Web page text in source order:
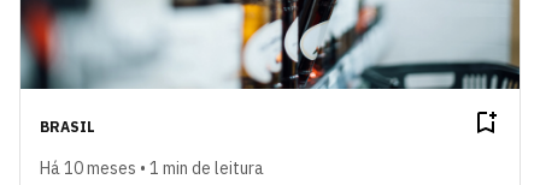
BRASIL
Há 10 meses • 1 min de leitura